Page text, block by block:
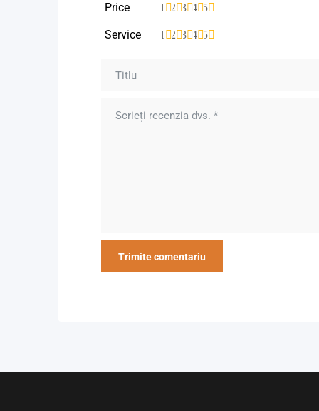
Price 5
4
3
2
1
Service 5
4
3
2
1